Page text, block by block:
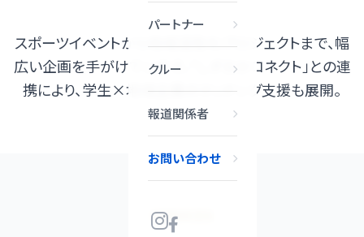
パートナー
クルー
報道関係者
お問い合わせ
スポーツイベントから地域活性化プロジェクトまで、幅
広い企画を手がけています。「しずおかコネクト」との連
携により、学生×地域企業のマッチング支援も展開。
SERVICES